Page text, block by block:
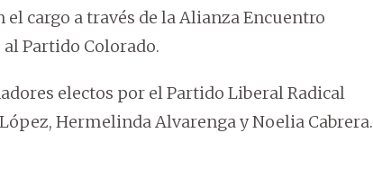
cargo a través de la Alianza Encuentro
Partido Colorado.
electos por el Partido Liberal Radical
Hermelinda Alvarenga y Noelia Cabrera.